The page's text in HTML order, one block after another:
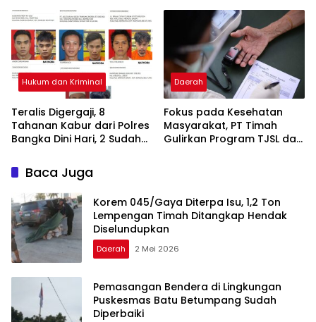
Good Governance
Hukum dan Kriminal
Teralis Digergaji, 8
Tahanan Kabur dari Polres
Bangka Dini Hari, 2 Sudah
Daerah
Fokus pada Kesehatan
Masyarakat, PT Timah
Gulirkan Program TJSL dari
Baca Juga
Korem 045/Gaya Diterpa Isu, 1,2 Ton
Lempengan Timah Ditangkap Hendak
Diselundupkan
Daerah 2 Mei 2026
Pemasangan Bendera di Lingkungan
Puskesmas Batu Betumpang Sudah
Diperbaiki